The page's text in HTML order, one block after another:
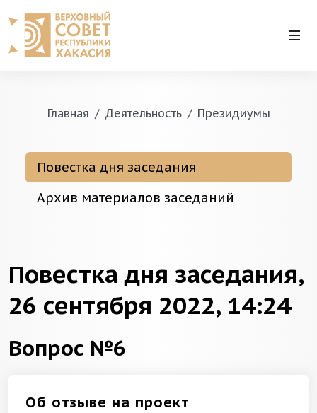
Главная Деятельность Президиумы
Повестка дня заседания
Архив материалов заседаний
Повестка дня заседания,
26 сентября 2022, 14:24
Вопрос №6
Об отзыве на проект